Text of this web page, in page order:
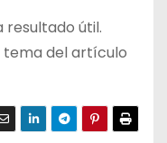
resultado útil.
del artículo